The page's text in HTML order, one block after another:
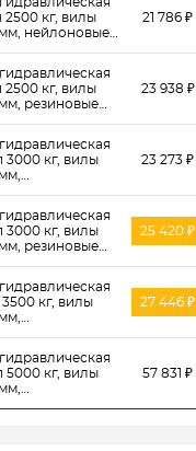
2500 кг, вилы
мм, нейлоновые
2500 кг, вилы
мм, резиновые
3000 кг, вилы
3000 кг, вилы
мм, резиновые
3500 кг, вилы
5000 кг, вилы
21 786 ₽
23 938 ₽
23 273 ₽
25 420 ₽
27 446 ₽
57 831 ₽